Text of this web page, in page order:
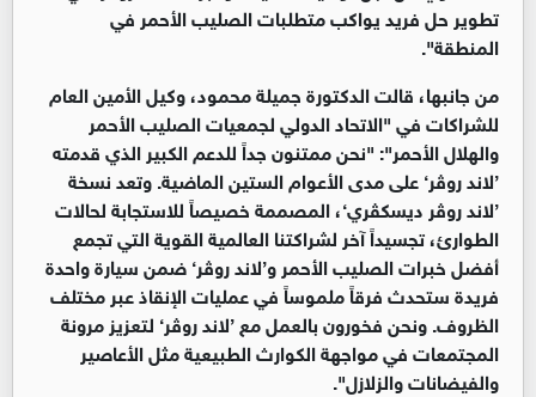
تطوير حل فريد يواكب متطلبات الصليب الأحمر في
المنطقة".
من جانبها، قالت الدكتورة جميلة محمود، وكيل الأمين العام
للشراكات في "الاتحاد الدولي لجمعيات الصليب الأحمر
والهلال الأحمر": "نحن ممتنون جداً للدعم الكبير الذي قدمته
’لاند روڤر‘ على مدى الأعوام الستين الماضية. وتعد نسخة
’لاند روڤر ديسكڤري‘، المصممة خصيصاً للاستجابة لحالات
الطوارئ، تجسيداً آخر لشراكتنا العالمية القوية التي تجمع
أفضل خبرات الصليب الأحمر و’لاند روڤر‘ ضمن سيارة واحدة
فريدة ستحدث فرقاً ملموساً في عمليات الإنقاذ عبر مختلف
الظروف. ونحن فخورون بالعمل مع ’لاند روڤر‘ لتعزيز مرونة
المجتمعات في مواجهة الكوارث الطبيعية مثل الأعاصير
والفيضانات والزلازل".